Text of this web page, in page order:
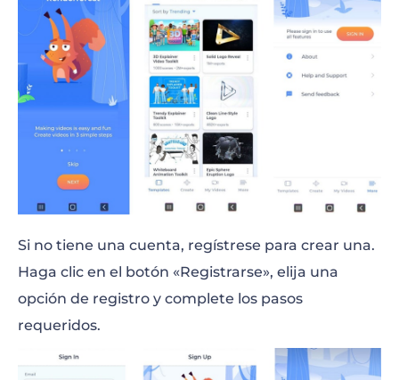
Si no tiene una cuenta, regístrese para crear una.
Haga clic en el botón «Registrarse», elija una
opción de registro y complete los pasos
requeridos.